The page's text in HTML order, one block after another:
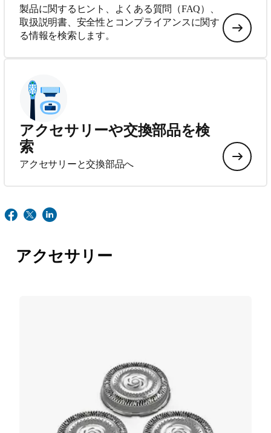
製品に関するヒント、よくある質問（FAQ）、
取扱説明書、安全性とコンプライアンスに関す
る情報を検索します。
アクセサリーや交換部品を検
索
アクセサリーと交換部品へ
アクセサリー